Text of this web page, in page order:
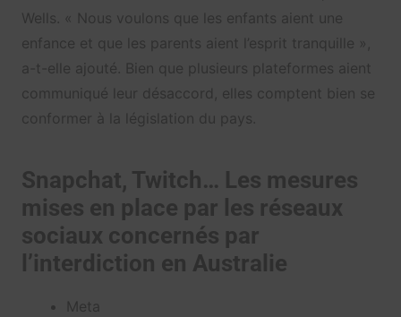
Wells. « Nous voulons que les enfants aient une
enfance et que les parents aient l’esprit tranquille »,
a-t-elle ajouté. Bien que plusieurs plateformes aient
communiqué leur désaccord, elles comptent bien se
conformer à la législation du pays.
Snapchat, Twitch… Les mesures
mises en place par les réseaux
sociaux concernés par
l’interdiction en Australie
Meta